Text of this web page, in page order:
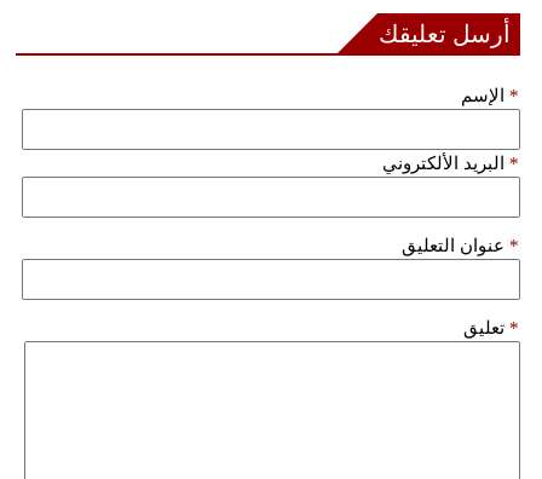
فيديو
أرسل تعليقك
الإسم *
البريد الألكتروني *
عنوان التعليق *
تعليق *